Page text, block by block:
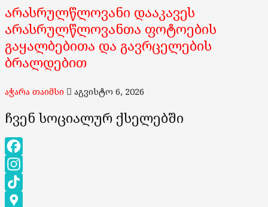
არასრულწლოვანი დააკავეს
არასრულწლოვანთა ფოტოების
გაყალბებითა და გავრცელების
ბრალდებით
აჭარა თაიმსი აგვისტო 6, 2026
ჩვენ სოციალურ ქსელებში
Facebook
Instagram
TikTok